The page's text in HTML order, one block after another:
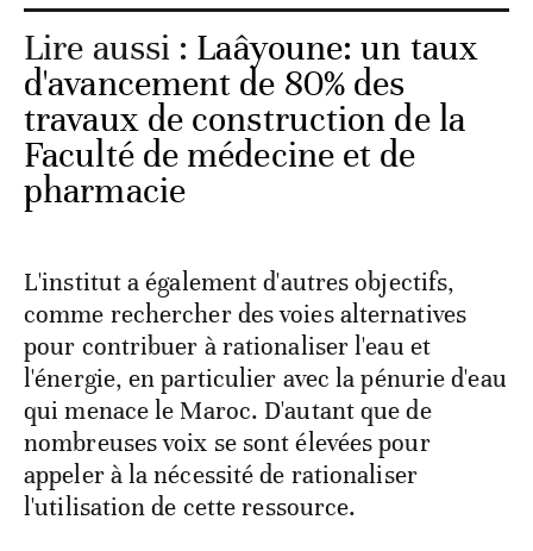
Lire aussi : Laâyoune: un taux
d'avancement de 80% des
travaux de construction de la
Faculté de médecine et de
pharmacie
L'institut a également d'autres objectifs,
comme rechercher des voies alternatives
pour contribuer à rationaliser l'eau et
l'énergie, en particulier avec la pénurie d'eau
qui menace le Maroc. D'autant que de
nombreuses voix se sont élevées pour
appeler à la nécessité de rationaliser
l'utilisation de cette ressource.